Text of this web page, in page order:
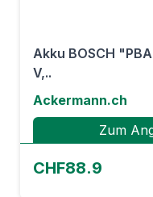
Akku BOSCH
V,..
Ackermann.ch
Zum
CHF88.9